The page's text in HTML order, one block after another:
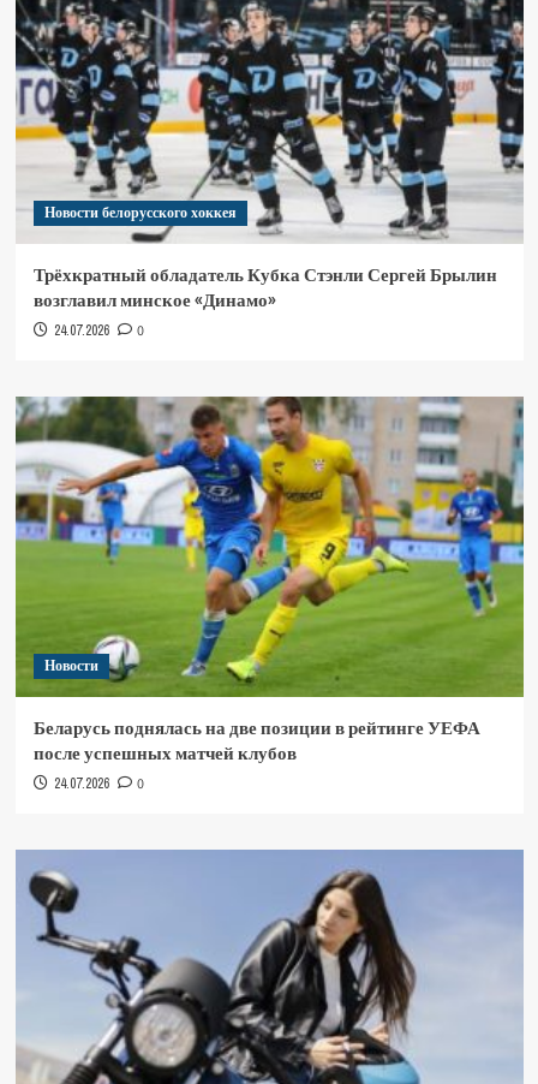
Новости белорусского хоккея
Трёхкратный обладатель Кубка Стэнли Сергей Брылин
возглавил минское «Динамо»
24.07.2026 0
Новости
Беларусь поднялась на две позиции в рейтинге УЕФА
после успешных матчей клубов
24.07.2026 0